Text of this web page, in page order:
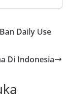
Daily Use
Di Indonesia